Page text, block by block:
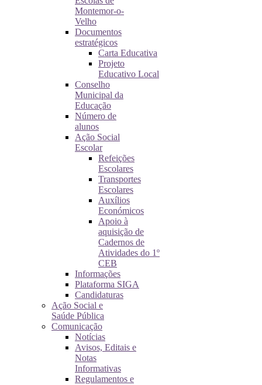
Montemor-o-
Velho
Documentos
estratégicos
Carta Educativa
Projeto
Educativo Local
Conselho
Municipal da
Educação
Número de
alunos
Ação Social
Escolar
Refeições
Escolares
Transportes
Escolares
Auxílios
Económicos
Apoio à
aquisição de
Cadernos de
Atividades do 1º
CEB
Informações
Plataforma SIGA
Candidaturas
Ação Social e
Saúde Pública
Comunicação
Notícias
Avisos, Editais e
Notas
Informativas
Regulamentos e